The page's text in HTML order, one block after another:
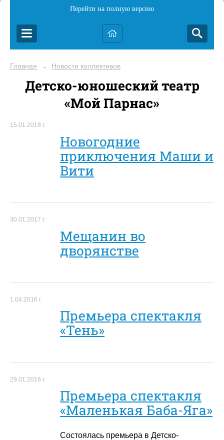
Перейти на полную версию
Главная → Новости коллективов
Детско-юношеский театр
«Мой Парнас»
15.01.2018 г.
Новогодние
приключения Маши и
Вити
30.01.2017 г.
Мещанин во
дворянстве
1.04.2016 г.
Премьера спектакля
«Тень»
29.01.2016 г.
Премьера спектакля
«Маленькая Баба-Яга»
Состоялась премьера в Детско-